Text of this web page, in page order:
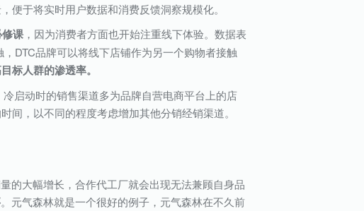
便于将实时用户数据和消费反馈洞察规模化。
课 ，因为消费者方面也开始注重线下体验。数据表
DTC品牌可以将线下店铺作为另一个购物者接触
标人群的渗透率。
启动时的销售渠道多为品牌自营电商平台上的店
，以不同的程度考虑增加其他分销经销渠道。
的大幅增长，合作代工厂就会出现无法兼顾自身品
。元气森林就是一个很好的例子，元气森林在不久前